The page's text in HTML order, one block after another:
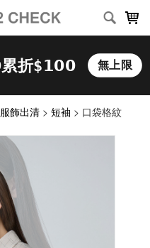
服飾出清 > 短袖 > 口袋格紋